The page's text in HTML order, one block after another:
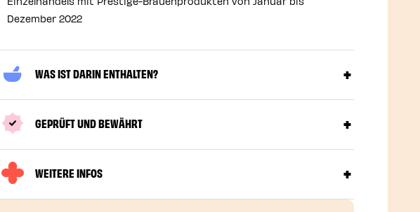
Dezember 2022
WAS IST DARIN ENTHALTEN?
GEPRÜFT UND BEWÄHRT
WEITERE INFOS